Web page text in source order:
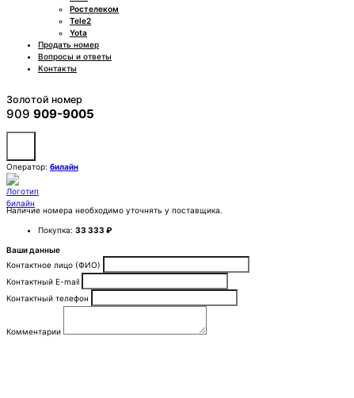
Ростелеком
Tele2
Yota
Продать номер
Вопросы и ответы
Контакты
Золотой номер
909 909-9005
Оператор: билайн
Наличие номера необходимо уточнять у поставщика.
Покупка: 33 333 ₽
Ваши данные
Контактное лицо (ФИО)
Контактный E-mail
Контактный телефон
Комментарии